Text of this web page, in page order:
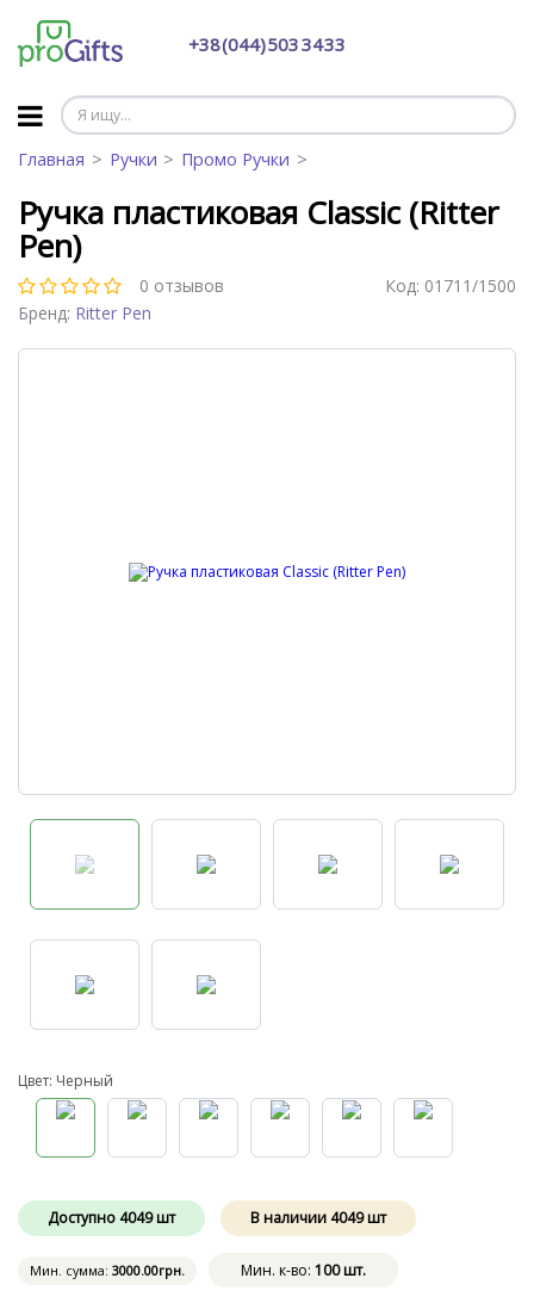
+38 (044) 503 34 33
Главная Ручки Промо Ручки
Ручка пластиковая Classic (Ritter
Pen)
0 отзывов
Бренд: Ritter Pen
Код: 01711/1500
Цвет: Черный
Доступно 4049 шт В наличии 4049шт
Мин. сумма: 3000.00грн. Мин. к-во: 100 шт.